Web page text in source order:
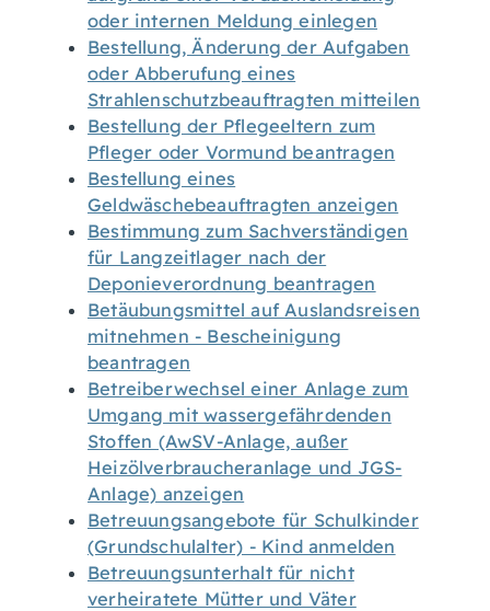
oder internen Meldung einlegen
Bestellung, Änderung der Aufgaben
oder Abberufung eines
Strahlenschutzbeauftragten mitteilen
Bestellung der Pflegeeltern zum
Pfleger oder Vormund beantragen
Bestellung eines
Geldwäschebeauftragten anzeigen
Bestimmung zum Sachverständigen
für Langzeitlager nach der
Deponieverordnung beantragen
Betäubungsmittel auf Auslandsreisen
mitnehmen - Bescheinigung
beantragen
Betreiberwechsel einer Anlage zum
Umgang mit wassergefährdenden
Stoffen (AwSV-Anlage, außer
Heizölverbraucheranlage und JGS-
Anlage) anzeigen
Betreuungsangebote für Schulkinder
(Grundschulalter) - Kind anmelden
Betreuungsunterhalt für nicht
verheiratete Mütter und Väter